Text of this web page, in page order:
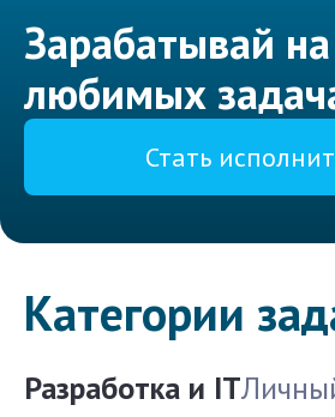
Зарабатывай на
любимых
Стать
Категории
Разработка и IT